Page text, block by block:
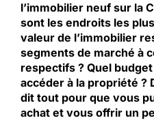
l’immobilier neuf sur la
sont les endroits les
valeur de l’immobilier
segments de marché à
respectifs ? Quel
accéder à la propriété ?
dit tout pour que vous
achat et vous offrir un